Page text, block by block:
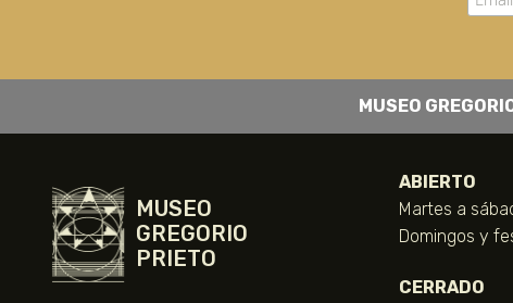
MUSEO
MUSEO
GREGORIO
PRIETO
ABIERTO
Martes a
Domingos y
CERRADO